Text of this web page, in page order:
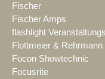
Fischer
Fischer Amps
flashlight
Flottmeier & Rehrmann
Focon Showtechnic
Focusrite